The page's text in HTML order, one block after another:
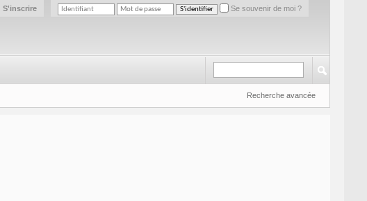
Se souvenir de moi ?
S'inscrire
Recherche avancée